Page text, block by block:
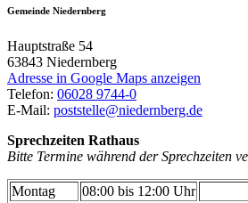
Gemeinde Niedernberg
Hauptstraße 54
63843 Niedernberg
Adresse in Google Maps anzeigen
Telefon: 06028 9744-0
E-Mail: poststelle@niedernberg.de
Sprechzeiten Rathaus
Bitte Termine während der Sprechzeiten
Montag
08:00 bis 12:00 Uhr